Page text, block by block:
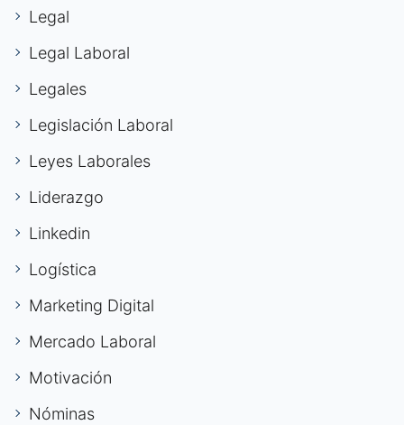
Legal
Legal Laboral
Legales
Legislación Laboral
Leyes Laborales
Liderazgo
Linkedin
Logística
Marketing Digital
Mercado Laboral
Motivación
Nóminas